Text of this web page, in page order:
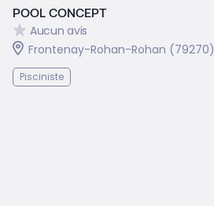
POOL CONCEPT
Aucun avis
Frontenay-Rohan-Rohan (79270)
Pisciniste